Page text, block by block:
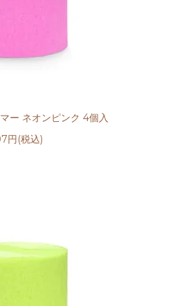
ー ネオンピンク 4個入
円(税込)